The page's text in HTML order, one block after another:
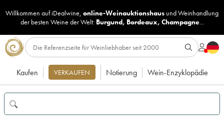
Willkommen auf iDealwine, online-Weinauktionshaus undWeinhandlung
der besten Weine der Welt: Burgund, Bordeaux, Champagne...
Kaufen VERKAUFEN Notierung Wein-Enzyklopädie